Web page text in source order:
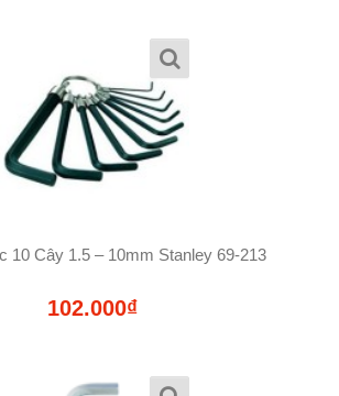
10 Cây 1.5 – 10mm Stanley 69-213
102.000₫